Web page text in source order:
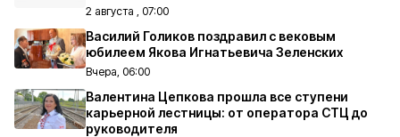
2 августа , 07:00
Василий Голиков поздравил с вековым
юбилеем Якова Игнатьевича Зеленских
Вчера, 06:00
Валентина Цепкова прошла все ступени
карьерной лестницы: от оператора СТЦ до
руководителя